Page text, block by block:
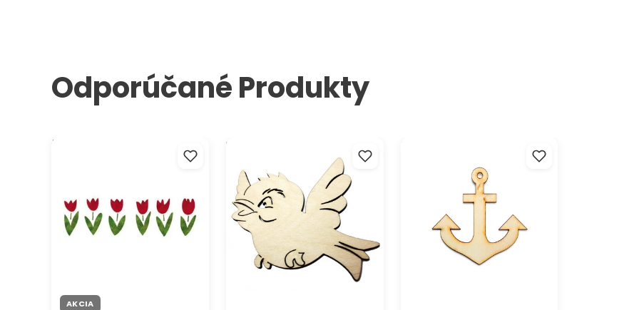
Odporúčané Produkty
Šablóna XL Tulipány 22x67 cm
AKCIA
Podložka pod pohár / Zvierací